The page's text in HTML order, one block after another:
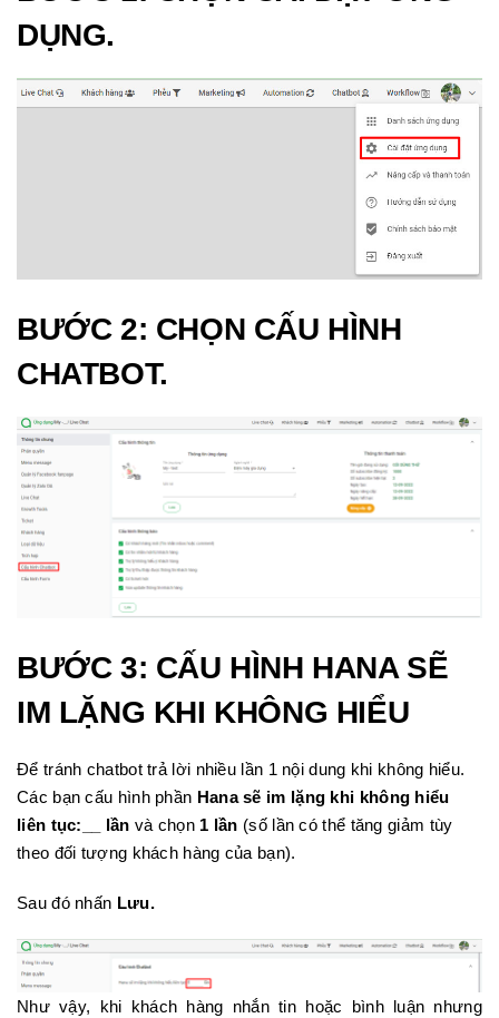
DỤNG.
BƯỚC 2: CHỌN CẤU HÌNH
CHATBOT.
BƯỚC 3: CẤU HÌNH HANA SẼ
IM LẶNG KHI KHÔNG HIỂU
Để tránh chatbot trả lời nhiều lần 1 nội dung khi không hiểu.
Các bạn cấu hình phần Hana sẽ im lặng khi không hiểu
liên tục:__ lần và chọn1 lần (số lần có thể tăng giảm tùy
theo đối tượng khách hàng của bạn).
Sau đó nhấn Lưu.
Như vậy, khi khách hàng nhắn tin hoặc bình luận nhưng